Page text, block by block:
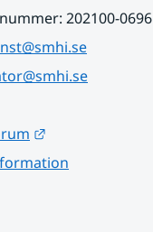
202100-0696